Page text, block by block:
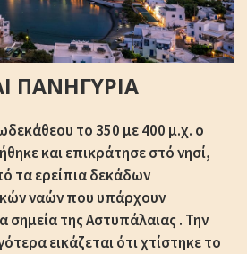
ΠΑΝΗΓΥΡΙΑ
το 350 με 400 μ.χ. ο
και επικράτησε στό νησί,
τα ερείπια δεκάδων
ναών που υπάρχουν
σημεία της Αστυπάλαιας . Την
εικάζεται ότι χτίστηκε το